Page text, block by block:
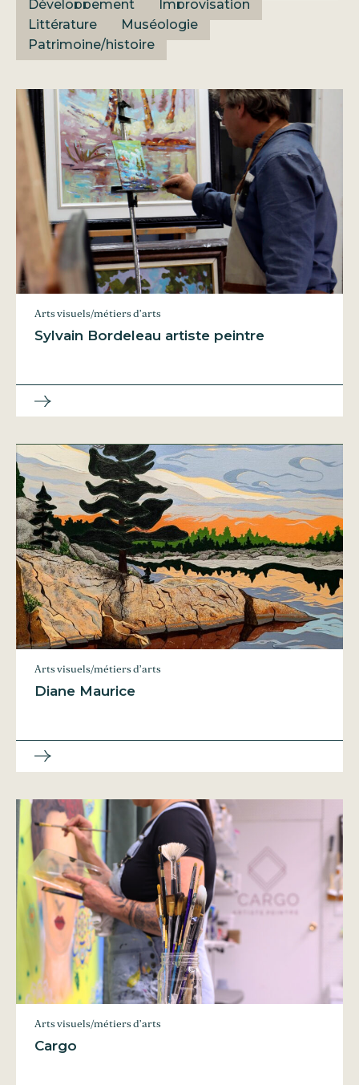
Développement
Improvisation
Littérature
Muséologie
Patrimoine/histoire
Arts visuels/métiers d’arts
Sylvain Bordeleau artiste peintre
Arts visuels/métiers d’arts
Diane Maurice
Arts visuels/métiers d’arts
Cargo